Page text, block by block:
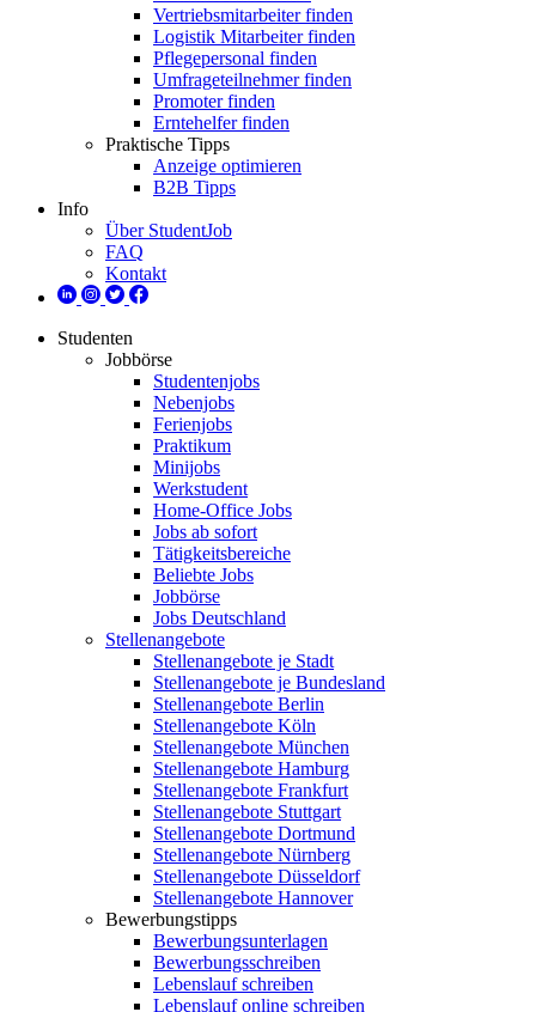
Vertriebsmitarbeiter finden
Logistik Mitarbeiter finden
Pflegepersonal finden
Umfrageteilnehmer finden
Promoter finden
Erntehelfer finden
Praktische Tipps
Anzeige optimieren
B2B Tipps
Info
Über StudentJob
FAQ
Kontakt
Studenten
Jobbörse
Studentenjobs
Nebenjobs
Ferienjobs
Praktikum
Minijobs
Werkstudent
Home-Office Jobs
Jobs ab sofort
Tätigkeitsbereiche
Beliebte Jobs
Jobbörse
Jobs Deutschland
Stellenangebote
Stellenangebote je Stadt
Stellenangebote je Bundesland
Stellenangebote Berlin
Stellenangebote Köln
Stellenangebote München
Stellenangebote Hamburg
Stellenangebote Frankfurt
Stellenangebote Stuttgart
Stellenangebote Dortmund
Stellenangebote Nürnberg
Stellenangebote Düsseldorf
Stellenangebote Hannover
Bewerbungstipps
Bewerbungsunterlagen
Bewerbungsschreiben
Lebenslauf schreiben
Lebenslauf online schreiben